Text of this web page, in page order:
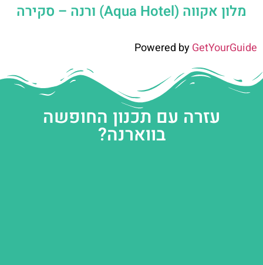
מלון אקווה (Aqua Hotel) ורנה – סקירה
Powered byGetYourGuide
עזרה עם תכנון החופשה
בווארנה?